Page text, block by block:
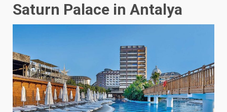
Saturn Palace in Antalya